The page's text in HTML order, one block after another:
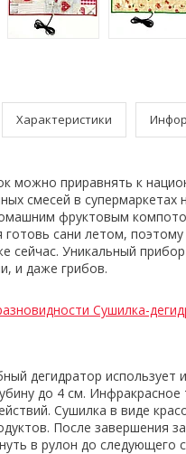
Характеристики
можно приравнять к
смесей в супермаркетах
фруктовым
готовь сани летом,
сейчас. Уникальный
и даже грибов.
Сушилка-
дегидратор использует
до 4 см.
Сушилка в виде
После завершения
в рулон до следующего